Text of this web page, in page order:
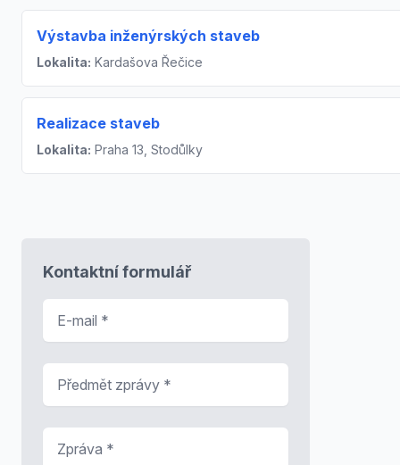
Výstavba inženýrských staveb
Lokalita: Kardašova Řečice
Realizace staveb
Lokalita: Praha 13, Stodůlky
Kontaktní formulář